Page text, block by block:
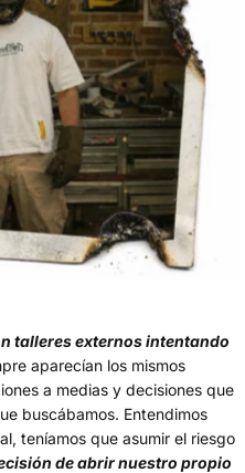
talleres externos intentando
aparecían los mismos
a medias y decisiones que
buscábamos. Entendimos
teníamos que asumir el riesgo
de abrir nuestro propio